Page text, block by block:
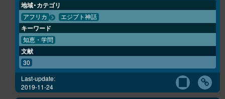
地域・カテゴリ
アフリカ エジプト神話
キーワード
知恵・学問
文献
30
Last-update:
2019-11-24